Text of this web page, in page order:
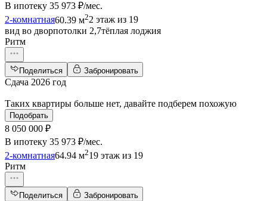
В ипотеку 35 973 ₽/мес.
2-комнатная60.39 м22 этаж из 19
вид во дворпотолки 2,7тёплая лоджия
Ритм
Поделиться Забронировать
Сдача 2026 год
Таких квартиры больше нет, давайте подберем похожую
Подобрать
8 050 000 ₽
В ипотеку 35 973 ₽/мес.
2-комнатная64.94 м219 этаж из 19
Ритм
Поделиться Забронировать